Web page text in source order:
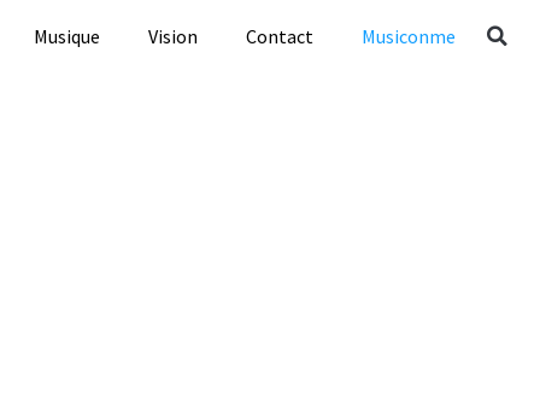
Musique Vision Contact Musiconme